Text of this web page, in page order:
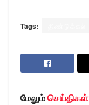
Tags:
மேலும்செய்திகள்